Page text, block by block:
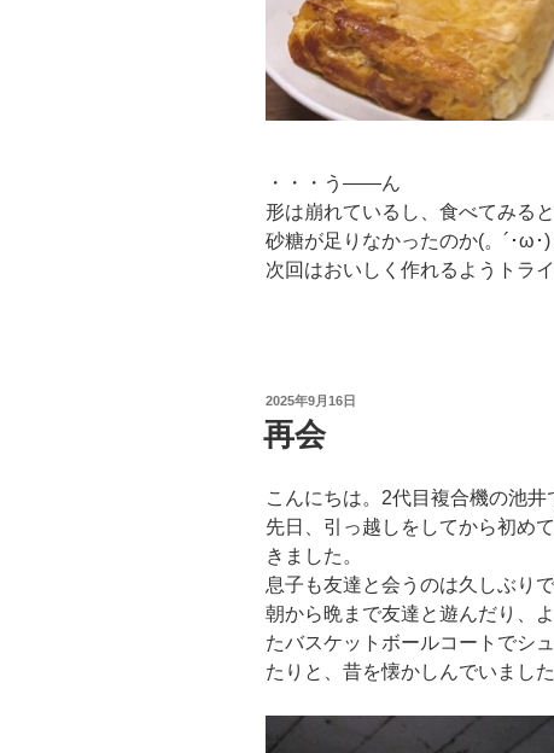
・・・う――ん
形は崩れているし、食べてみる
砂糖が足りなかったのか(。´･ω･)
次回はおいしく作れるようトラ
投
稿
日:
2025年9月16日
再会
こんにちは。2代目複合機の池井
先日、引っ越しをしてから初め
きました。
息子も友達と会うのは久しぶりで
朝から晩まで友達と遊んだり、
たバスケットボールコートでシ
たりと、昔を懐かしんでいました